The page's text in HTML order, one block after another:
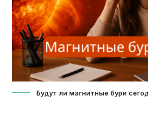
Будут ли магнитные бури